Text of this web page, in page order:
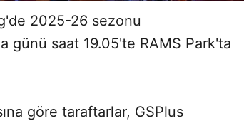
2025-26 sezonu
günü saat 19.05'te RAMS Park'ta
göre taraftarlar, GSPlus